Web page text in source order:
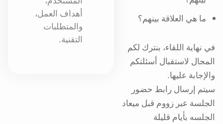
ما هي العلاقة بينهم؟
‎في نهاية اللقاء، بنترك لكم
المجال لاستقبال أسئلتكم
والإجابة عليها.
سيتم إرسال رابط حضور
الجلسة عبر زووم قبل ميعاد
الجلسه بأيام قليلة
أهداف العمل،
والمتطلبات
التقنية.